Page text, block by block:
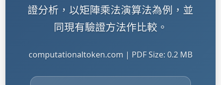
證分析，以矩陣乘法演算法為例，並
同現有驗證方法作比較。
computationaltoken.com | PDF Size: 0.2 MB